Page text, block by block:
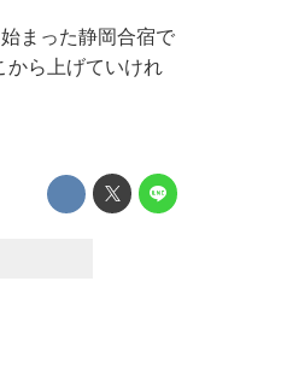
まった静岡合宿で
から上げていけれ